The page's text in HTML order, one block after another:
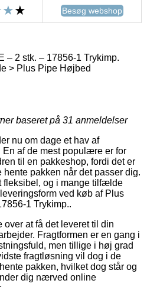
Besøg webshop
– 2 stk. – 17856-1 Trykimp.
> Plus Pipe Højbed
baseret på 31 anmeldelser
nu om dage et hav af
af de mest populære er for
til en pakkeshop, fordi det er
pakken når det passer dig.
fleksibel, og i mange tilfælde
ved køb af Plus
1 Trykimp..
at få det leveret til din
Fragtformen er en gang i
men tillige i høj grad
fragtløsning vil dog i de
pakken, hvilket dog står og
dig nærved online